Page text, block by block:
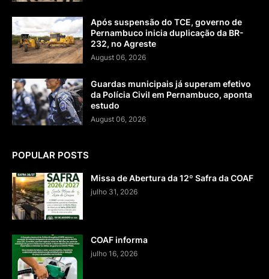
Após suspensão do TCE, governo de
Pernambuco inicia duplicação da BR-
232, no Agreste
August 06, 2026
Guardas municipais já superam efetivo
da Polícia Civil em Pernambuco, aponta
estudo
August 06, 2026
POPULAR POSTS
Missa de Abertura da 12º Safra da COAF
julho 31, 2026
COAF informa
julho 16, 2026